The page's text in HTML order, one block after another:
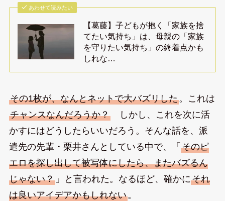
あわせて読みたい
【葛藤】子どもが抱く「家族を捨
てたい気持ち」は、母親の「家族
を守りたい気持ち」の終着点かも
しれな…
その1枚が、なんとネットで大バズリした。これは
チャンスなんだろうか？しかし、これを次に活
かすにはどうしたらいいだろう。そんな話を、派
遣先の先輩・栗井さんとしている中で、「 そのピ
エロを探し出して被写体にしたら、またバズるん
じゃない？」と言われた。なるほど、確かにそれ
は良いアイデアかもしれない。